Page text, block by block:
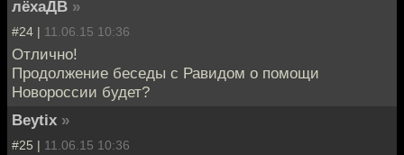
лёхаДВ »
#24 | 11.06.15 10:36
Отлично!
Продолжение беседы с Равидом о помощи
Новороссии будет?
Beytix »
#25 | 11.06.15 10:36